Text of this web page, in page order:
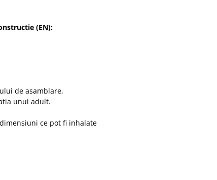
(EN):
de asamblare,
unui adult.
ce pot fi inhalate